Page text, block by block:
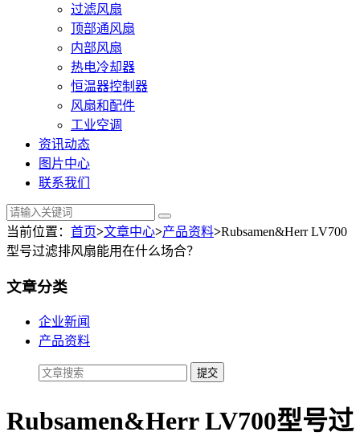
过滤风扇
顶部通风扇
内部风扇
热电冷却器
恒温器控制器
风扇和配件
工业空调
资讯动态
图片中心
联系我们
当前位置： 首页>文章中心>产品资料>Rubsamen&Herr LV700
型号过滤排风扇能用在什么场合？
文章分类
企业新闻
产品资料
Rubsamen&Herr LV700型号过